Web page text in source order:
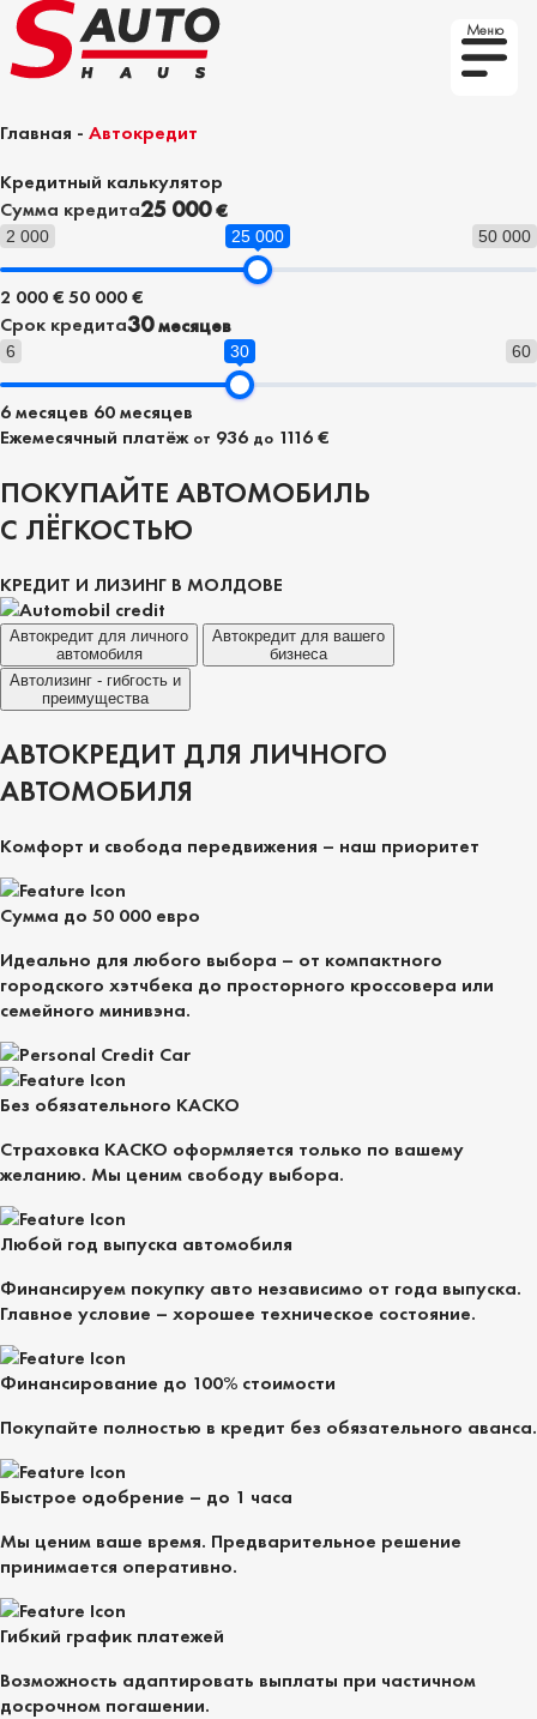
Меню
Главная - Автокредит
Кредитный калькулятор
Сумма кредита25 000€
2 000 50 000
25 000
2 000 €50 000 €
Срок кредита30месяцев
6 60
30
6 месяцев 60 месяцев
Ежемесячный платёж от 936 до 1116 €
ПОКУПАЙТЕ АВТОМОБИЛЬ
С ЛЁГКОСТЬЮ
КРЕДИТ И ЛИЗИНГ В МОЛДОВЕ
Автокредит для личного
автомобиля
Автокредит для вашего
бизнеса
Автолизинг - гибгость и
преимущества
АВТОКРЕДИТ ДЛЯ ЛИЧНОГО
АВТОМОБИЛЯ
Комфорт и свобода передвижения – наш приоритет
Сумма до 50 000 евро
Идеально для любого выбора – от компактного
городского хэтчбека до просторного кроссовера или
семейного минивэна.
Без обязательного КАСКО
Страховка КАСКО оформляется только по вашему
желанию. Мы ценим свободу выбора.
Любой год выпуска автомобиля
Финансируем покупку авто независимо от года выпуска.
Главное условие – хорошее техническое состояние.
Финансирование до 100% стоимости
Покупайте полностью в кредит без обязательного аванса.
Быстрое одобрение – до 1 часа
Мы ценим ваше время. Предварительное решение
принимается оперативно.
Гибкий график платежей
Возможность адаптировать выплаты при частичном
досрочном погашении.